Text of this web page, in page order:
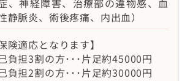
、神経障害、治療部の違物感、血
静脈炎、術後疼痛、内出血）
険適応となります】
負担3割の方･･･片足約45000円
負担2割の方･･･片足約30000円